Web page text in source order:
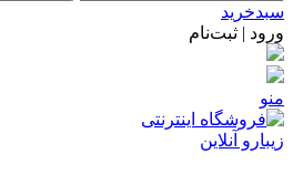
سبدخرید
ورود | ثبت‌نام
منو